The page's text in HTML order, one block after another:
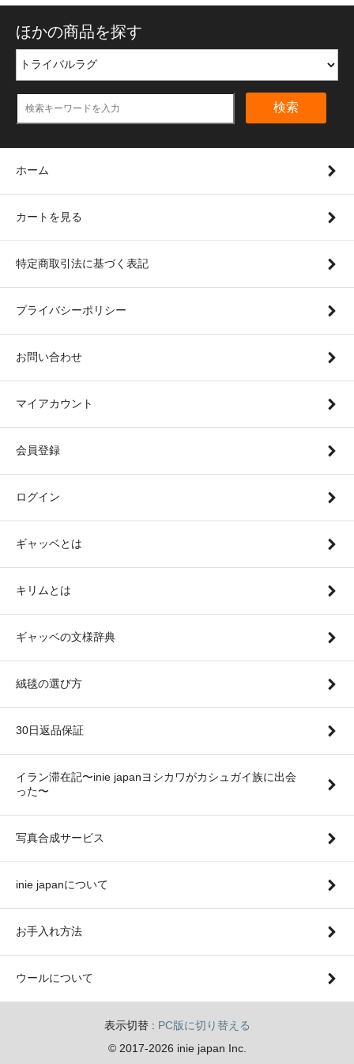
ほかの商品を探す
検索
ホーム
カートを見る
特定商取引法に基づく表記
プライバシーポリシー
お問い合わせ
マイアカウント
会員登録
ログイン
ギャッベとは
キリムとは
ギャッベの文様辞典
絨毯の選び方
30日返品保証
イラン滞在記〜inie japanヨシカワがカシュガイ族に出会
った〜
写真合成サービス
inie japanについて
お手入れ方法
ウールについて
表示切替 : PC版に切り替える
© 2017-2026 inie japan Inc.